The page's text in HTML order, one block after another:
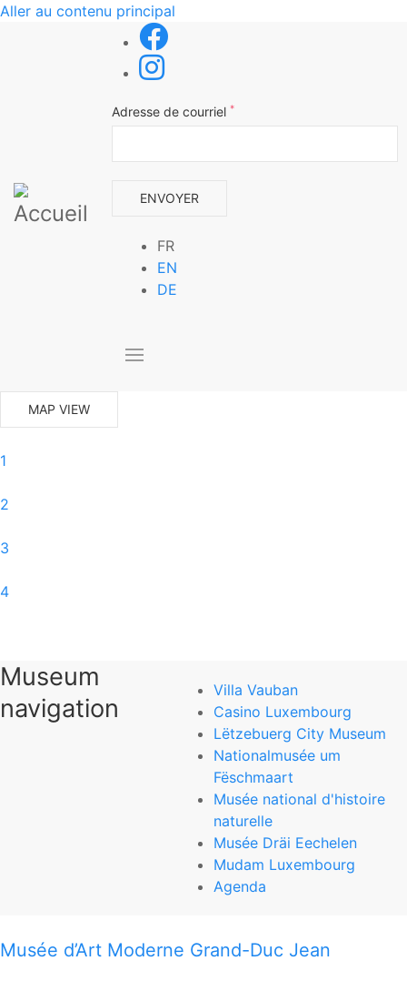
Aller au contenu principal
Adresse de courriel *
FR
EN
DE
MAP VIEW
1
2
3
4
6
0
Musée d’Art Moderne Grand-Duc Jean
Mudam Luxembourg
T (+352) 45 37 85-1
Museum
navigation
Villa Vauban
Casino Luxembourg
Lëtzebuerg City Museum
Nationalmusée um
Fëschmaart
Musée national d'histoire
naturelle
Musée Dräi Eechelen
Mudam Luxembourg
Agenda
Musée d’Art Moderne Grand-Duc Jean